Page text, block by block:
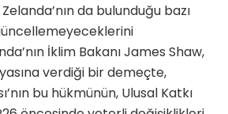
da bulunduğu bazı
İklim Bakanı James Shaw,
verdiği bir demeçte,
bu hükmünün, Ulusal Katkı